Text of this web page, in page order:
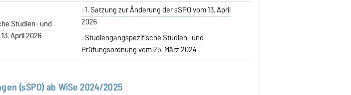
Studien- und
April 2026
1. Satzung zur Änderung der sSPO vom 13. April
2026
Studiengangspezifische Studien- und
Prüfungsordnung vom 25. März 2024
(sSPO) ab WiSe 2024/2025